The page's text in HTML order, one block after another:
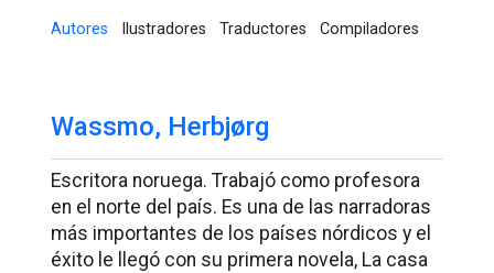
Autores Ilustradores Traductores Compiladores
Wassmo, Herbjørg
Escritora noruega. Trabajó como profesora
en el norte del país. Es una de las narradoras
más importantes de los países nórdicos y el
éxito le llegó con su primera novela, La casa